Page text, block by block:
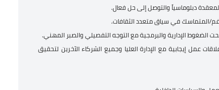
دبلوماسياً والتوصل إلى حل فعال.
المتماسك في سياق متعدد الثقافات.
الضغوط الإدارية والبرمجية مع التوجه التفصيلي والصبر المهني.
عمل إيجابية مع الإدارة العليا وجميع الشركاء الآخرين لتحقيق